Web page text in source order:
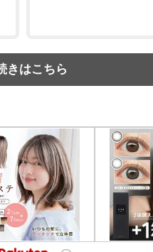
きはこちら